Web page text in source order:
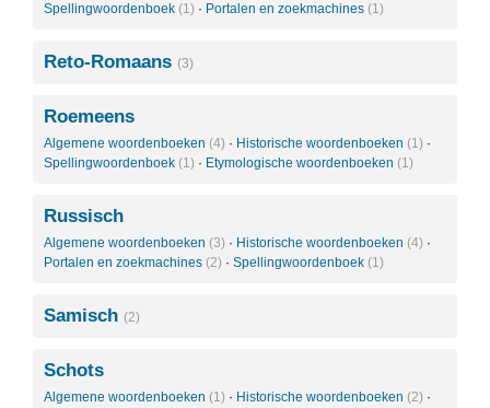
Spellingwoordenboek (1) · Portalen en zoekmachines (1)
Reto-Romaans (3)
Roemeens
Algemene woordenboeken (4) · Historische woordenboeken (1) ·
Spellingwoordenboek (1) · Etymologische woordenboeken (1)
Russisch
Algemene woordenboeken (3) · Historische woordenboeken (4) ·
Portalen en zoekmachines (2) · Spellingwoordenboek (1)
Samisch (2)
Schots
Algemene woordenboeken (1) · Historische woordenboeken (2) ·